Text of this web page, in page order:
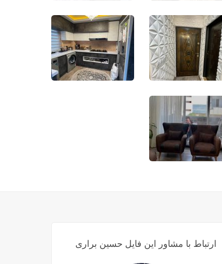
ارتباط با مشاور این فایل حسین براری